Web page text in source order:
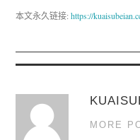
本文永久链接:https://
MORE